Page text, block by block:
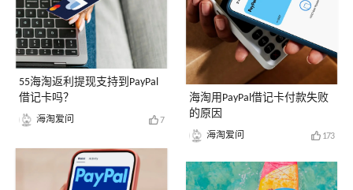
55海淘返利提现支持到PayPal
借记卡吗？
海淘爱问 7
海淘用PayPal借记卡付款失败
的原因
海淘爱问 173